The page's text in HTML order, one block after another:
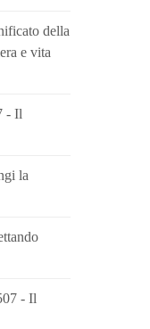
della
e vita
- Il
la
- Il